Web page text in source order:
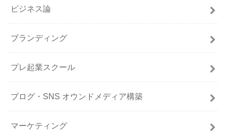
ビジネス論
ブランディング
プレ起業スクール
ブログ・SNS オウンドメディア構築
マーケティング